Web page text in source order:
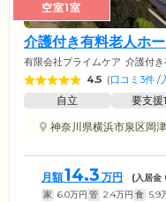
空室1室
介護付き有料老人ホ
有限会社プライムケア 介護付
4.5 (口コミ3件 /
自立 要支援
神奈川県横浜市泉区岡
月額14.3 万円 (入居金
家 6.0万円 管 2.4万円 食 5.9